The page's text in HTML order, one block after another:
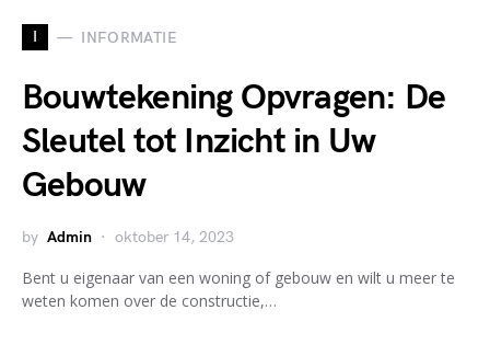
I INFORMATIE
Bouwtekening Opvragen: De
Sleutel tot Inzicht in Uw
Gebouw
by Admin oktober 14, 2023
Bent u eigenaar van een woning of gebouw en wilt u meer te
weten komen over de constructie,…